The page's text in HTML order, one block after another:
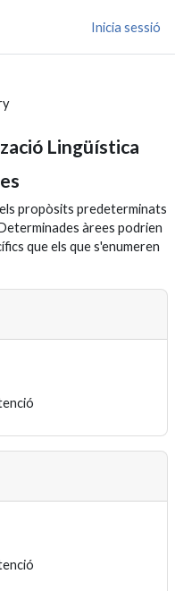
Inicia sessió
Lingüística
propòsits predeterminats
àrees podrien
que els que s'enumeren